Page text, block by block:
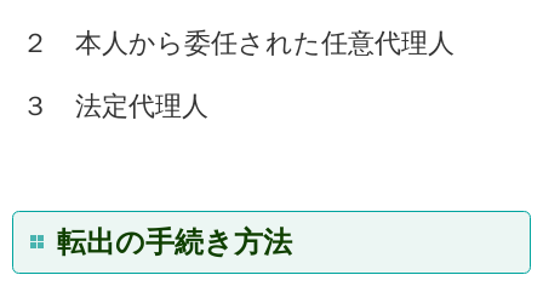
２ 本人から委任された任意代理人
３ 法定代理人
転出の手続き方法